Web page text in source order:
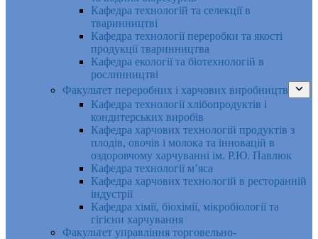
Кафедра технологій та селекції в
тваринництві
Кафедра технології переробки та якості
продукції тваринництва
Кафедра екології та біотехнологій в
рослинництві
Факультет переробних і харчових виробництв
Кафедра технології хлібопродуктів і
кондитерських виробів
Кафедра харчових технологій продуктів з
плодів, овочів і молока та інновацій в
оздоровчому харчуванні ім. Р.Ю. Павлюк
Кафедра технології м’яса
Кафедра харчових технологій в ресторанній
індустрії
Кафедра хімії, біохімії, мікробіології та
гігієни харчування
Факультет управління торговельно-